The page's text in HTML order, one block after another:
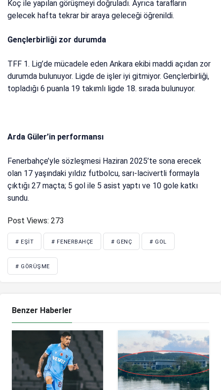
Koç ile yapılan görüşmeyi doğruladı. Ayrıca tarafların
gelecek hafta tekrar bir araya geleceği öğrenildi.
Gençlerbirliği zor durumda
TFF 1. Lig’de mücadele eden Ankara ekibi maddi açıdan zor
durumda bulunuyor. Ligde de işler iyi gitmiyor. Gençlerbirliği,
topladığı 6 puanla 19 takımlı ligde 18. sırada bulunuyor.
Arda Güler’in performansı
Fenerbahçe’yle sözleşmesi Haziran 2025’te sona erecek
olan 17 yaşındaki yıldız futbolcu, sarı-lacivertli formayla
çıktığı 27 maçta; 5 gol ile 5 asist yaptı ve 10 gole katkı
sundu.
Post Views: 273
# EŞIT # FENERBAHÇE # GENÇ # GOL
# GÖRÜŞME
Benzer Haberler